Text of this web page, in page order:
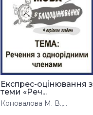
Експрес-оцінювання з
теми «Реч...
Коновалова М. В.,...